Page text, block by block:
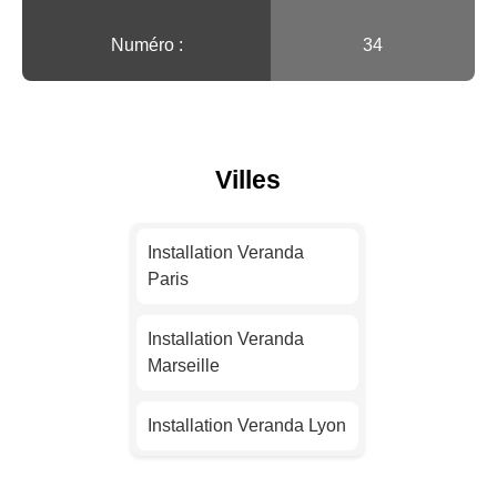
Numéro : 34
Villes
Installation Veranda
Paris
Installation Veranda
Marseille
Installation Veranda Lyon